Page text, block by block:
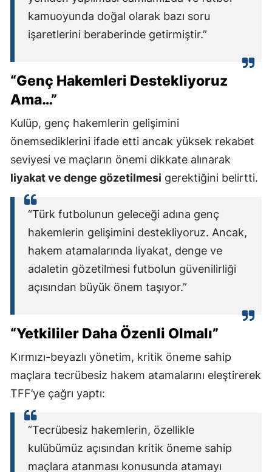
kamuoyunda doğal olarak bazı soru
işaretlerini beraberinde getirmiştir.”
“Genç Hakemleri Destekliyoruz
Ama…”
Kulüp, genç hakemlerin gelişimini
önemsediklerini ifade etti ancak yüksek rekabet
seviyesi ve maçların önemi dikkate alınarak
liyakat ve denge gözetilmesi gerektiğini belirtti.
“Türk futbolunun geleceği adına genç
hakemlerin gelişimini destekliyoruz. Ancak,
hakem atamalarında liyakat, denge ve
adaletin gözetilmesi futbolun güvenilirliği
açısından büyük önem taşıyor.”
“Yetkililer Daha Özenli Olmalı”
Kırmızı-beyazlı yönetim, kritik öneme sahip
maçlara tecrübesiz hakem atamalarını eleştirerek
TFF’ye çağrı yaptı:
“Tecrübesiz hakemlerin, özellikle
kulübümüz açısından kritik öneme sahip
maçlara atanması konusunda atamayı